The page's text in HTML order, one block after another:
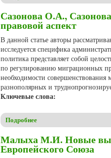
Сазонова О.А.,
правовой аспект
В данной статье авторы
исследуется специфика
политика представляет собой
по регулированию миграционных
необходимости
разнополярных и
Ключевые слова:
Подробнее
Малыха М.И. Новые
Европейского Союза